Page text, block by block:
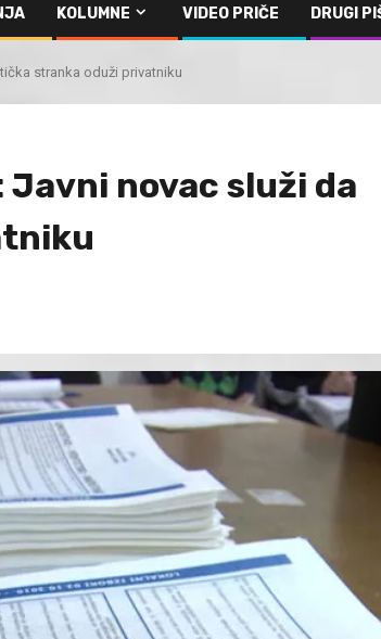
KOLUMNE VIDEO PRIČE DRUGI
stranka oduži privatniku
novac služi da